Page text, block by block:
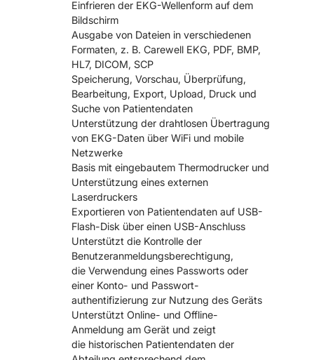
Einfrieren der EKG-Wellenform auf dem
Bildschirm
Ausgabe von Dateien in verschiedenen
Formaten, z. B. Carewell EKG, PDF, BMP,
HL7, DICOM, SCP
Speicherung, Vorschau, Überprüfung,
Bearbeitung, Export, Upload, Druck und
Suche von Patientendaten
Unterstützung der drahtlosen Übertragung
von EKG-Daten über WiFi und mobile
Netzwerke
Basis mit eingebautem Thermodrucker und
Unterstützung eines externen
Laserdruckers
Exportieren von Patientendaten auf USB-
Flash-Disk über einen USB-Anschluss
Unterstützt die Kontrolle der
Benutzeranmeldungsberechtigung,
die Verwendung eines Passworts oder
einer Konto- und Passwort-
authentifizierung zur Nutzung des Geräts
Unterstützt Online- und Offline-
Anmeldung am Gerät und zeigt
die historischen Patientendaten der